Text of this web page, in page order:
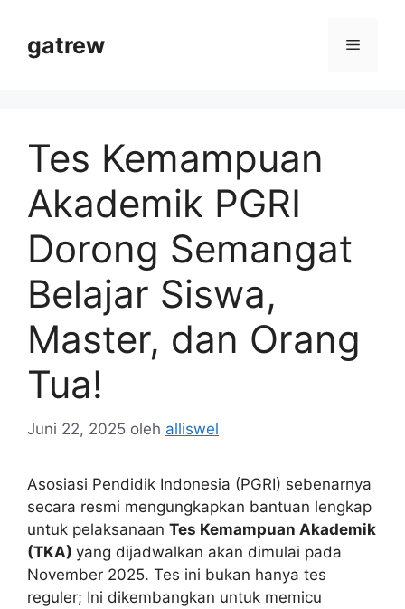
gatrew Menu
Tes Kemampuan
Akademik PGRI
Dorong Semangat
Belajar Siswa,
Master, dan Orang
Tua!
Juni 22, 2025 oleh alliswel
Asosiasi Pendidik Indonesia (PGRI) sebenarnya
secara resmi mengungkapkan bantuan lengkap
untuk pelaksanaan Tes Kemampuan Akademik
(TKA) yang dijadwalkan akan dimulai pada
November 2025. Tes ini bukan hanya tes
reguler; Ini dikembangkan untuk memicu